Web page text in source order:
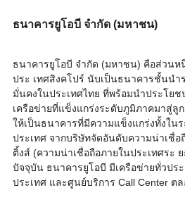
ธนาคารยูโอบี จำกัด (มหาชน)
ธนาคารยูโอบี จำกัด (มหาชน) คือส่วนห
ประ เทศสิงคโปร์ นับเป็นธนาคารชั้นน
มั่นคงในประเทศไทย ที่พร้อมนำประโย
เครือข่ายที่แข็งแกร่งระดับภูมิภาคมาสู่ลู
ให้เป็นธนาคารที่มีความแข็งแกร่งทั้งใน
ประเทศ จากบริษัทจัดอันดับความน่าเชื่
ติ้งส์ (ความน่าเชื่อถือภายในประเทศระ
ปัจจุบัน ธนาคารยูโอบี มีเครือข่ายทั่วปร
ประเทศ และศูนย์บริการ Call Center ต